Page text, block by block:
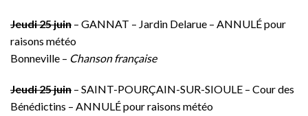
Jeudi 25 juin – GANNAT – Jardin Delarue – ANNULÉ pour
raisons météo
Bonneville – Chanson française
Jeudi 25 juin – SAINT-POURÇAIN-SUR-SIOULE – Cour des
Bénédictins – ANNULÉ pour raisons météo